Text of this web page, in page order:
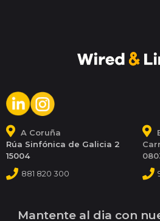
A Coruña
Rúa Sinfónica de Galicia 2
15004
881 820 300
Mantente al dia con